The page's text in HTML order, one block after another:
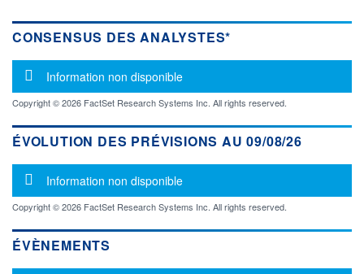
CONSENSUS DES ANALYSTES*
Message d'information
Information non disponible
Copyright © 2026 FactSet Research Systems Inc. All rights reserved.
ÉVOLUTION DES PRÉVISIONS AU 09/08/26
Message d'information
Information non disponible
Copyright © 2026 FactSet Research Systems Inc. All rights reserved.
ÉVÈNEMENTS